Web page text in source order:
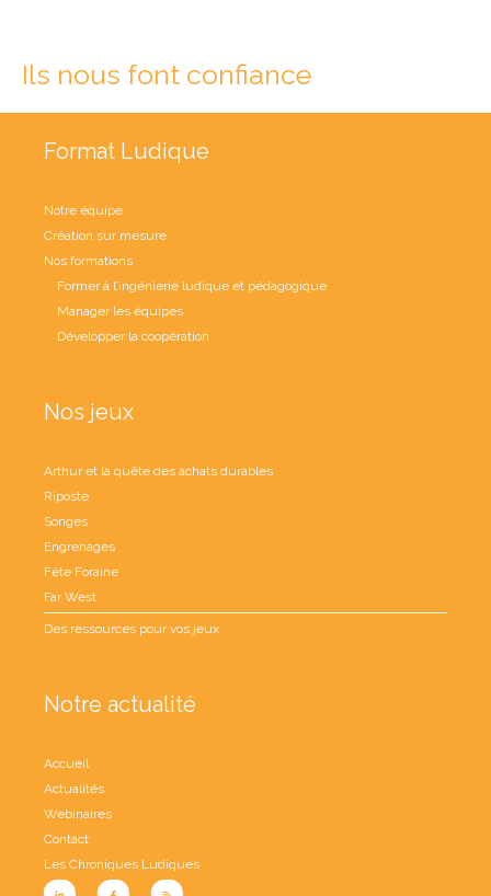
Ils nous font confiance
Format Ludique
Notre équipe
Création sur mesure
Nos formations
Former à l’ingénierie ludique et pédagogique
Manager les équipes
Développer la coopération
Nos jeux
Arthur et la quête des achats durables
Riposte
Songes
Engrenages
Fête Foraine
Far West
Des ressources pour vos jeux
Notre actualité
Accueil
Actualités
Webinaires
Contact
Les Chroniques Ludiques